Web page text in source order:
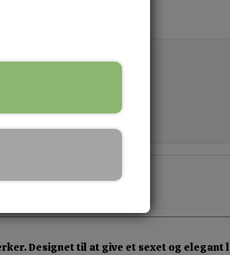
Designet til at give et sexet og elegant